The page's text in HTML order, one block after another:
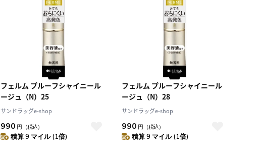
フェルム プルーフシャイニール
ージュ（N）25
サンドラッグe-shop
990 円 （税込）
積算 9 マイル (1倍)
フェルム プルーフシャイニール
ージュ（N）28
サンドラッグe-shop
990 円 （税込）
積算 9 マイル (1倍)